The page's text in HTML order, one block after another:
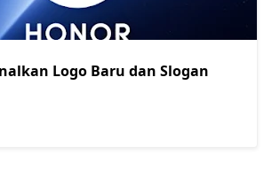
Logo Baru dan Slogan